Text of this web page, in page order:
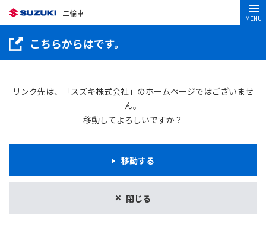
二輪車
MENU
こちらからはです。
リンク先は、「スズキ株式会社」のホームページではございませ
ん。
移動してよろしいですか？
閉じる
移動する